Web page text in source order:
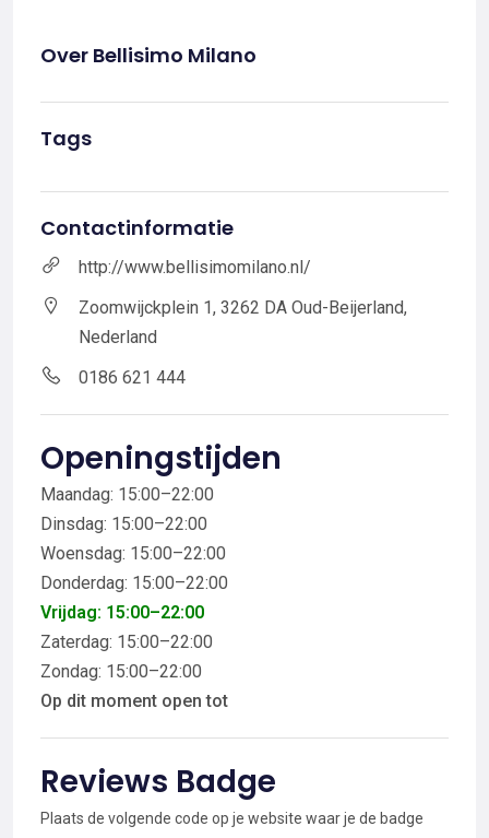
Over Bellisimo Milano
Tags
Contactinformatie
http://www.bellisimomilano.nl/
Zoomwijckplein 1, 3262 DA Oud-Beijerland,
Nederland
0186 621 444
Openingstijden
Maandag: 15:00–22:00
Dinsdag: 15:00–22:00
Woensdag: 15:00–22:00
Donderdag: 15:00–22:00
Vrijdag: 15:00–22:00
Zaterdag: 15:00–22:00
Zondag: 15:00–22:00
Op dit moment open tot
Reviews Badge
Plaats de volgende code op je website waar je de badge